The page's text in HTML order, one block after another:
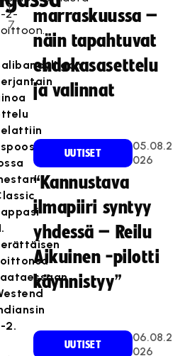
1
7
2-
2.
marraskuussa –
näin tapahtuvat
ehdokasasettelu
ja valinnat
UUTISET
05.08.2
026
“Kannustava
ilmapiiri syntyy
yhdessä – Reilu
Aikuinen -pilotti
käynnistyy”
UUTISET
06.08.2
026